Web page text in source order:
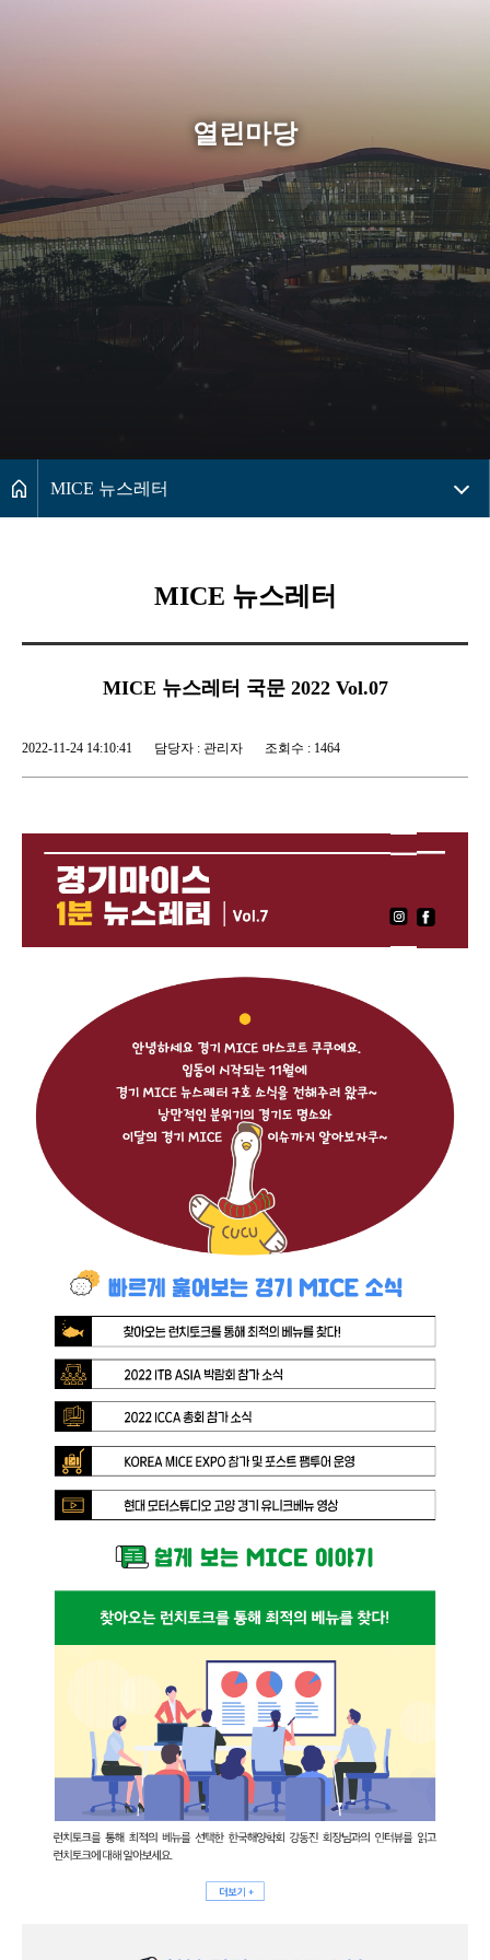
열린마당
메인으로 MICE 뉴스레터
MICE 뉴스레터
MICE 뉴스레터 국문 2022 Vol.07
2022-11-24 14:10:41 담당자 : 관리자 조회수 : 1464